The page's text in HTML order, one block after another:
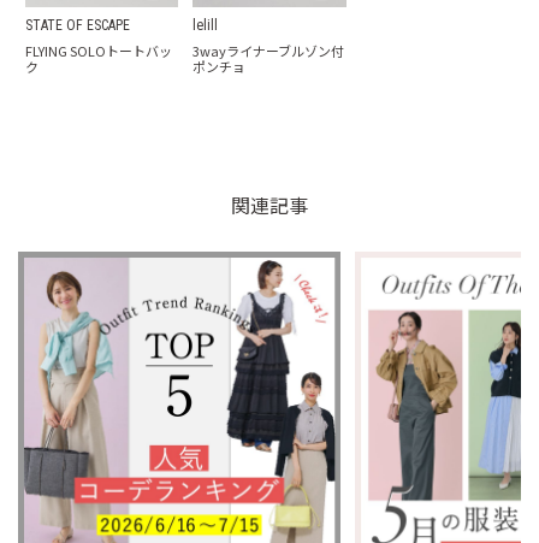
STATE OF ESCAPE
FLYING SOLOトートバッ
ク
lelill
3wayライナーブルゾン付
ポンチョ
関連記事